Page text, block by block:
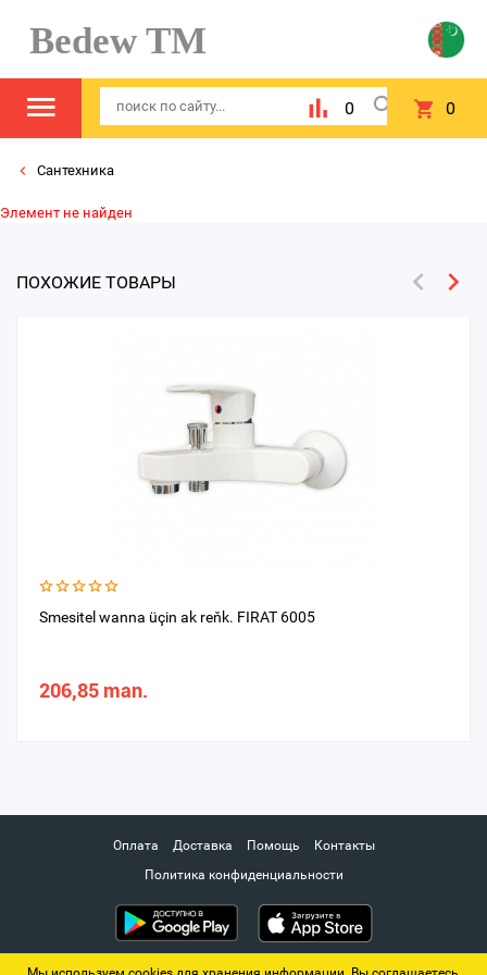
Bedew TM
0 0
Сантехника
Элемент не найден
ПОХОЖИЕ ТОВАРЫ
Smesitel wanna üçin ak reňk. FIRAT 6005
206,85 man.
Оплата Доставка Помощь
Контакты
Политика конфиденциальности